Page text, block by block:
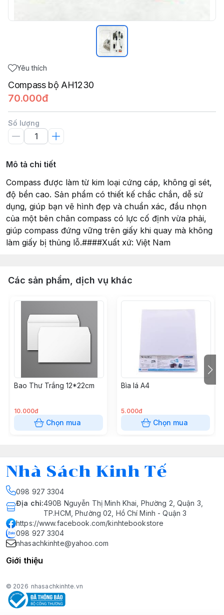
Yêu thích
Compass bộ AH1230
70.000đ
Số lượng
Mô tả chi tiết
Compass được làm từ kim loại cứng cáp, không gỉ sét,
độ bền cao. Sản phẩm có thiết kế chắc chắn, dễ sử
dụng, giúp bạn vẽ hình đẹp và chuẩn xác, đầu nhọn
của một bên chân compass có lực cố định vừa phải,
giúp compass đứng vững trên giấy khi quay mà không
làm giấy bị thủng lỗ.####Xuất xứ: Việt Nam
Các sản phẩm, dịch vụ khác
Bao Thư Trắng 12*22cm
10.000đ
Chọn mua
Bìa lá A4
5.000đ
Chọn mua
Nhà Sách Kinh Tế
098 927 3304
Địa chỉ:490B Nguyễn Thị Minh Khai, Phường 2, Quận 3,
TP.HCM, Phường 02, Hồ Chí Minh - Quận 3
https://www.facebook.com/kinhtebookstore
098 927 3304
nhasachkinhte@yahoo.com
Giới thiệu
© 2026 nhasachkinhte.vn